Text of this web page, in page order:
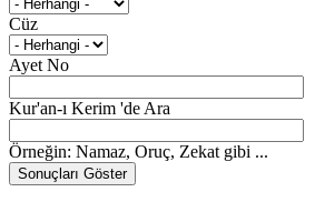
Cüz
Ayet No
Kur'an-ı Kerim 'de Ara
Örneğin: Namaz, Oruç, Zekat gibi ...